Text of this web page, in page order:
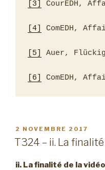
[3] CourEDH,
[4] ComEDH,
[5] Auer,
[6] ComEDH,
PUBLIÉ
LE
2 NOVEMBRE 2017
T324 – ii. La
ii. La finalité de la